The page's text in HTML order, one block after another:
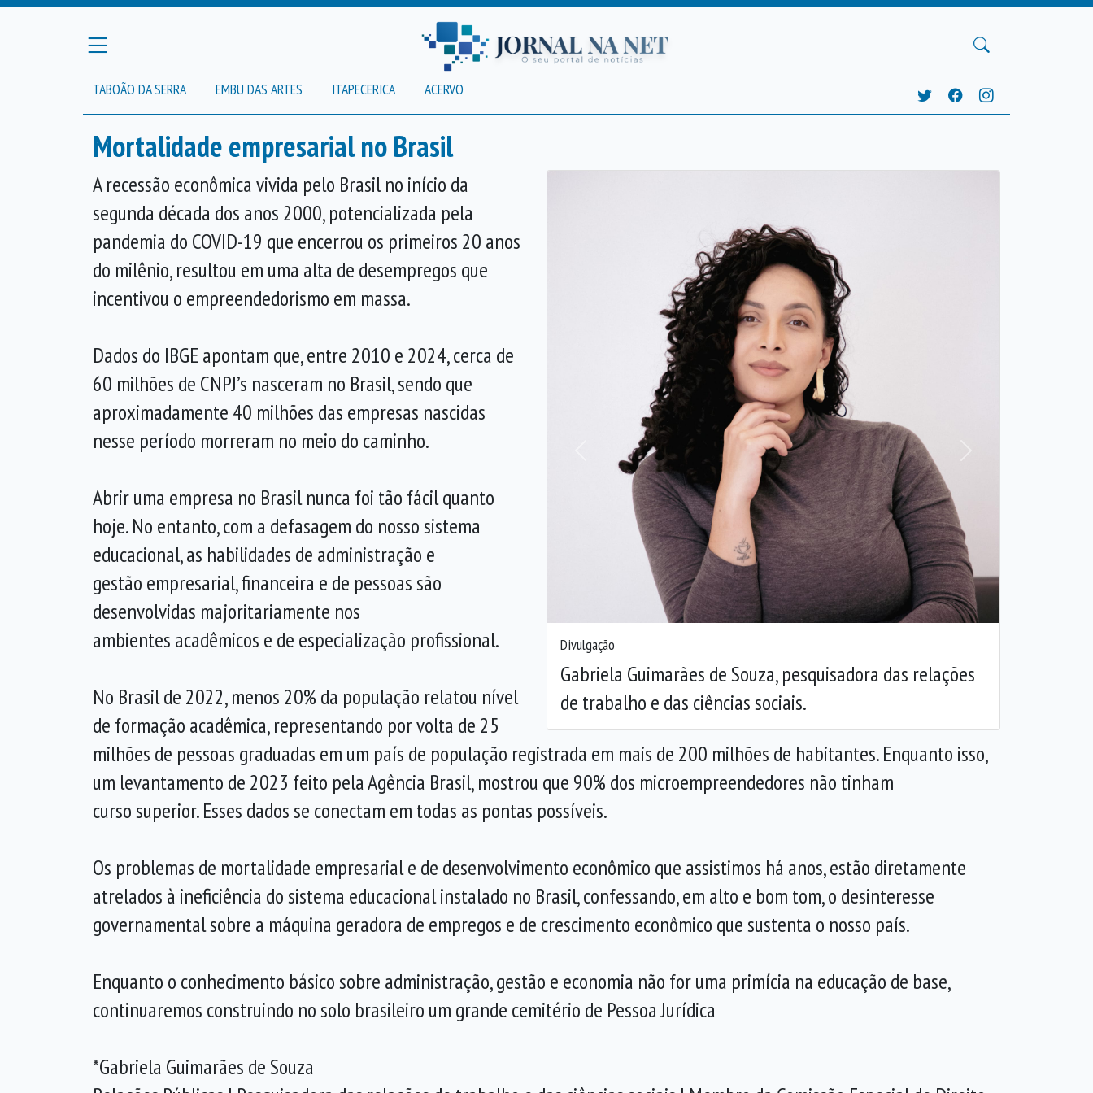
TABOÃO DA SERRA EMBU DAS ARTES ITAPECERICA ACERVO
Mortalidade empresarial no Brasil
Divulgação
Gabriela Guimarães de Souza, pesquisadora das relações
de trabalho e das ciências sociais.
Anterior
A recessão econômica vivida pelo Brasil no início da
segunda década dos anos 2000, potencializada pela
pandemia do COVID-19 que encerrou os primeiros 20 anos
do milênio, resultou em uma alta de desempregos que
incentivou o empreendedorismo em massa.
Dados do IBGE apontam que, entre 2010 e 2024, cerca de
60 milhões de CNPJ’s nasceram no Brasil, sendo que
aproximadamente 40 milhões das empresas nascidas
nesse período morreram no meio do caminho.
Abrir uma empresa no Brasil nunca foi tão fácil quanto
hoje. No entanto, com a defasagem do nosso sistema
educacional, as habilidades de administração e
gestão empresarial, financeira e de pessoas são
desenvolvidas majoritariamente nos
ambientes acadêmicos e de especialização profissional.
No Brasil de 2022, menos 20% da população relatou nível
de formação acadêmica, representando por volta de 25
milhões de pessoas graduadas em um país de população registrada em mais de 200 milhões de habitantes. Enquanto isso,
um levantamento de 2023 feito pela Agência Brasil, mostrou que 90% dos microempreendedores não tinham
curso superior. Esses dados se conectam em todas as pontas possíveis.
Os problemas de mortalidade empresarial e de desenvolvimento econômico que assistimos há anos, estão diretamente
atrelados à ineficiência do sistema educacional instalado no Brasil, confessando, em alto e bom tom, o desinteresse
governamental sobre a máquina geradora de empregos e de crescimento econômico que sustenta o nosso país.
Enquanto o conhecimento básico sobre administração, gestão e economia não for uma primícia na educação de base,
continuaremos construindo no solo brasileiro um grande cemitério de Pessoa Jurídica
*Gabriela Guimarães de Souza